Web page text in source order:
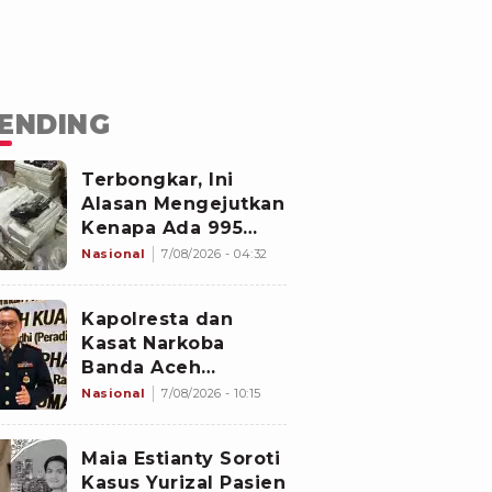
Terbongkar, Ini
Alasan Mengejutkan
Kenapa Ada 995
Senjata di Dalam
Nasional 7/08/2026 - 04:32
Kapolresta dan
Kasat Narkoba
Banda Aceh
Diperiksa
Nasional 7/08/2026 - 10:15
Maia Estianty Soroti
Kasus Yurizal Pasien